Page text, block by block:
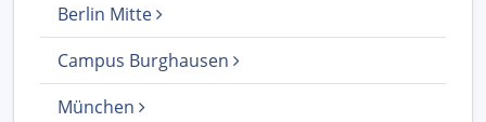
Berlin Mitte
Campus Burghausen
München